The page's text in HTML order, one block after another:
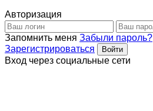
Авторизация
Запомнить меня Забыли пароль?
Зарегистрироваться
Вход через социальные сети